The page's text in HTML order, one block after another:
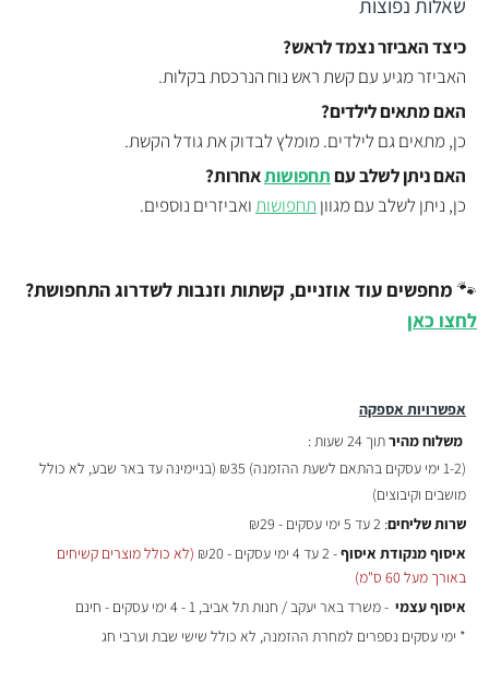
אפשרויות אספקה
משלוח מהירתוך 24 שעות :
(1-2 ימי עסקים בהתאם לשעת ההזמנה)
₪35 (בניימינה עד באר שבע, לא כולל
מושבים וקיבוצים)
שרות שליחים: 2 עד 5 ימי עסקים - ₪29
איסוף מנקודת איסוף- 2 עד 4 ימי עסקים - ₪20
(לא כולל מוצרים קשיחים
באורך מעל 60 ס"מ)
איסוף עצמי - משרד באר יעקב / חנות תל אביב, 1 - 4 ימי עסקים - חינם
* ימי עסקים נספרים למחרת ההזמנה, לא כולל שישי שבת וערבי חג
🐾 מחפשים עוד אוזניים, קשתות וזנבות לשדרוג התחפושת?
לחצו כאן
שאלות נפוצות
כיצד האביזר נצמד לראש?
האביזר מגיע עם קשת ראש נוח הנרכסת בקלות.
האם מתאים לילדים?
כן, מתאים גם לילדים. מומלץ לבדוק את גודל הקשת.
האם ניתן לשלב עםתחפושותאחרות?
כן, ניתן לשלב עם מגוון תחפושותואביזרים נוספים.